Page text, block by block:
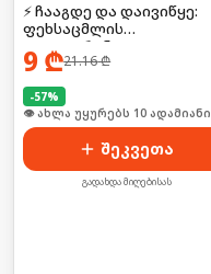
⚡ ჩააგდე და დაივიწყე:
ფეხსაცმლის
დეოდორანტი
9 ₾21.16₾
-57%
🛒 ბოლო 24სთ-ში იყიდა 17-მა
შეკვეთა
გადახდა მიღებისას